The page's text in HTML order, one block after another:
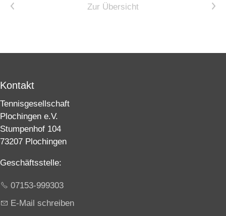
Vorheriger Artikel Zur Übersicht Nächster Artikel
Kontakt
Tennisgesellschaft
Plochingen e.V.
Stumpenhof 104
73207 Plochingen
Geschäftsstelle:
07153-999303
E-Mail schreiben